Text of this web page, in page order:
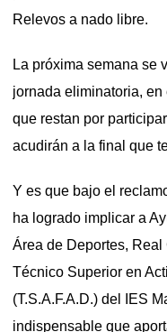
Relevos a nado libre.
La próxima semana se
jornada eliminatoria,
que restan por
acudirán a la final que
Y es que bajo el
ha logrado implicar a
Área de Deportes,
Técnico Superior en
(T.S.A.F.A.D.) del IES
indispensable que